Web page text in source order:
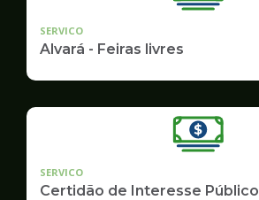
SERVICO
Alvará - Feiras livres
SERVICO
Certidão de Interesse Público